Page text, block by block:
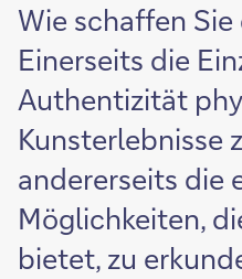
Wie schaffen
Einerseits die
Authentizität
Kunsterlebnisse
andererseits die
Möglichkeiten,
bietet, zu